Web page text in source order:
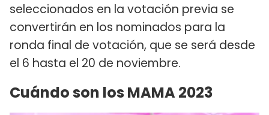
seleccionados en la votación previa se
convertirán en los nominados para la
ronda final de votación, que se será desde
el 6 hasta el 20 de noviembre.
Cuándo son los MAMA 2023